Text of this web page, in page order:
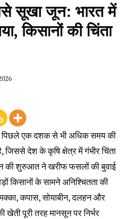
सूखा जून: भारत में
किसानों की चिंता
पिछले एक दशक से भी अधिक समय की
जिससे देश के कृषि क्षेत्र में गंभीर चिंता
की शुरुआत ने खरीफ फसलों की बुवाई
किसानों के सामने अनिश्चितता की
कपास, सोयाबीन, दलहन और
पूरी तरह मानसून पर निर्भर